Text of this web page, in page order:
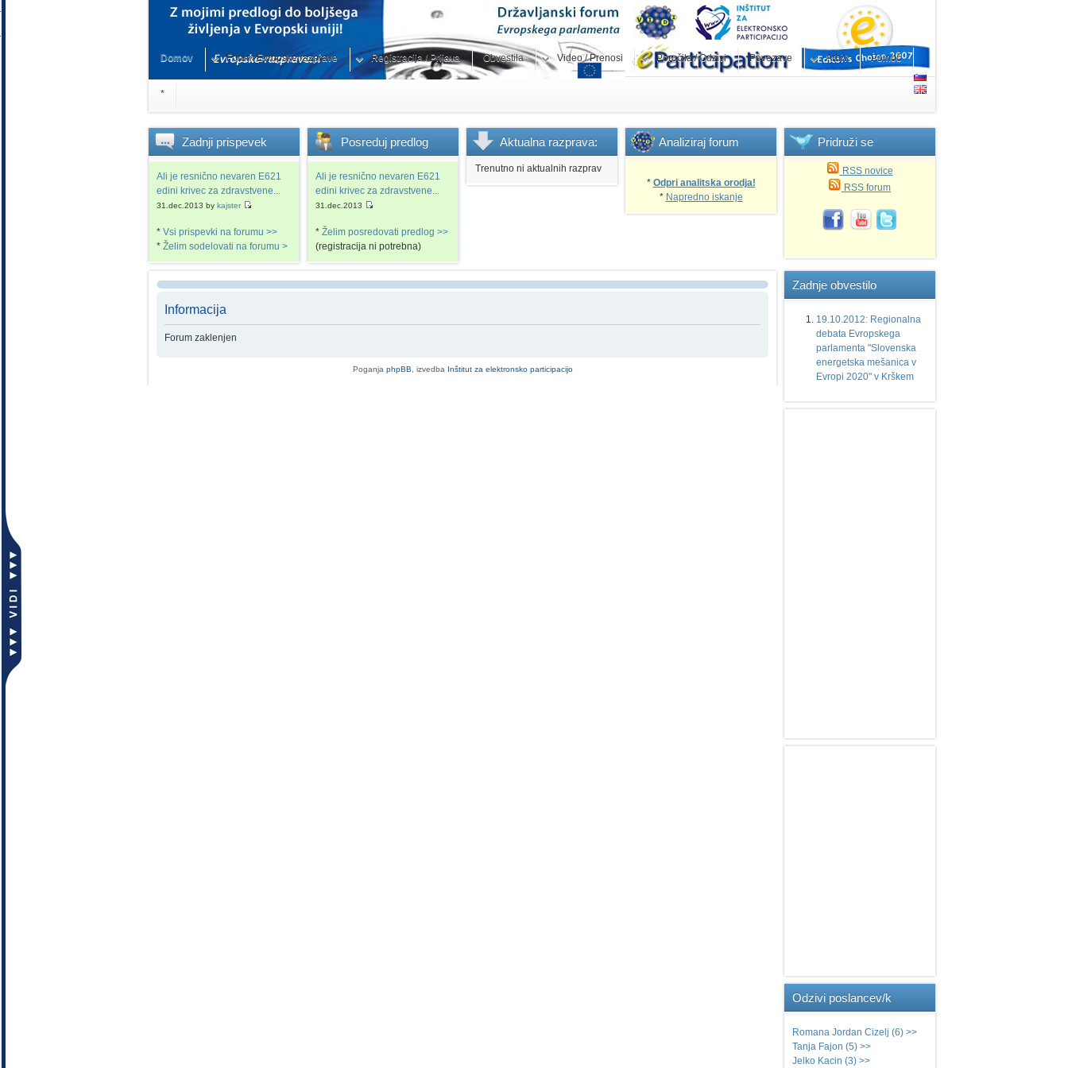
Domov Forum Evropske razprave Registracija / Prijava Obvestila Video / Prenosi Poročila / Odzivi Povezave Arhiv Pomoč
*
Zadnji prispevek
Ali je resnično nevaren E621
edini krivec za zdravstvene...
31.dec.2013 by kajster
* Vsi prispevki na forumu >>
* Želim sodelovati na forumu >
Posreduj predlog
Ali je resnično nevaren E621
edini krivec za zdravstvene...
31.dec.2013
* Želim posredovati predlog >>
(registracija ni potrebna)
Aktualnarazprava:
Trenutno ni aktualnih razprav
Analiziraj forum
* Odpri analitska orodja!
* Napredno iskanje
Pridruži se
RSS novice
RSS forum
Informacija
Forum zaklenjen
Poganja phpBB , izvedba Inštitut za elektronsko participacijo
Zadnje obvestilo
19.10.2012: Regionalna
debata Evropskega
parlamenta "Slovenska
energetska mešanica v
Evropi 2020" v Krškem
Odzivi poslancev/k
Romana Jordan Cizelj (6) >>
Tanja Fajon (5) >>
Jelko Kacin (3) >>